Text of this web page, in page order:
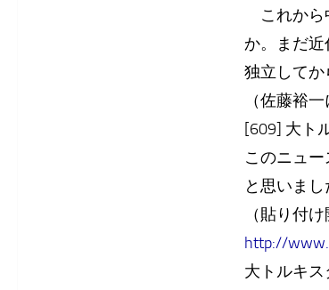
これから
か。まだ
独立してか
（佐藤裕
[609] 大ト
このニュ
と思いま
（貼り付け
http://
大トルキ